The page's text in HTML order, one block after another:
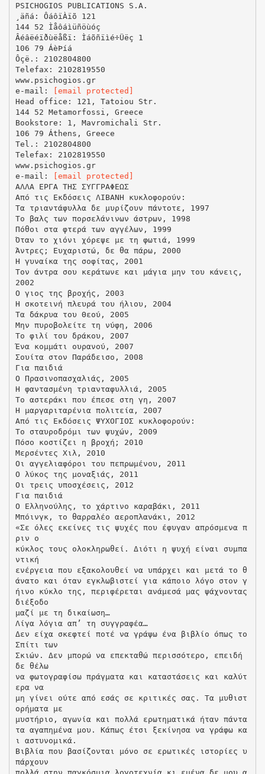
PSICHOGIOS PUBLICATIONS S.A.
¸äñá: ÔáôïÀïõ 121
144 52 Ìåôáìüñöùóç
Âéâëéïðùëåßï: Ìáõñïìé÷Üëç 1
106 79 ÁèÞíá
Ôçë.: 2102804800
Telefax: 2102819550
www.psichogios.gr
e-mail:
[email protected]
Head office: 121, Tatoiou Str.
144 52 Metamorfossi, Greece
Bookstore: 1, Mavromichali Str.
106 79 Áthens, Greece
Tel.: 2102804800
Telefax: 2102819550
www.psichogios.gr
e-mail:
[email protected]